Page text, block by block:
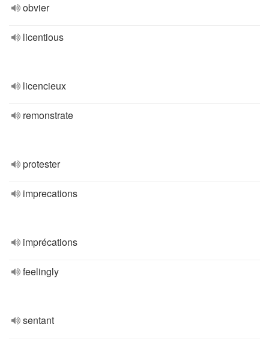
obvier
licentious
licencieux
remonstrate
protester
imprecations
imprécations
feelingly
sentant